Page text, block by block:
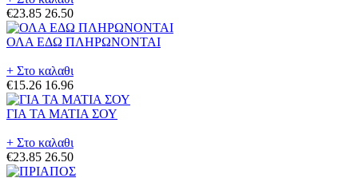
€23.85 26.50
ΟΛΑ ΕΔΩ ΠΛΗΡΩΝΟΝΤΑΙ
+ Στο καλαθι
€15.26 16.96
ΓΙΑ ΤΑ ΜΑΤΙΑ ΣΟΥ
+ Στο καλαθι
€23.85 26.50